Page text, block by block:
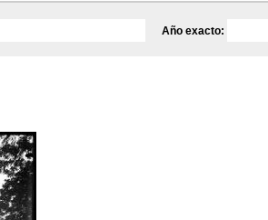
Año exacto: